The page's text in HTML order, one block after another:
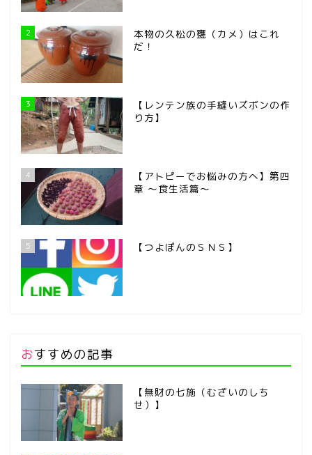
2
本物の久松の甕（カメ）はこれ
だ！
3
【レンテン族の手縫いズボンの作
り方】
4
【アトピーでお悩みの方へ】第四
章 ～食生活篇～
5 【つよぽんのＳＮＳ】
おすすめの記事
【無財の七施（むざいのしち
せ）】